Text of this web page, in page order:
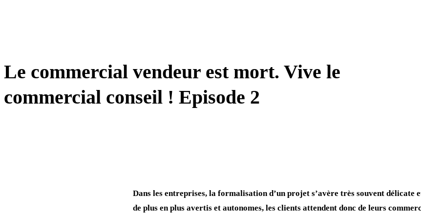
Le commercial vendeur est mort. Vive le
commercial conseil ! Episode 2
Dans les entreprises, la formalisation d’un projet s’avère très souvent délicate
de plus en plus avertis et autonomes, les clients attendent donc de leurs